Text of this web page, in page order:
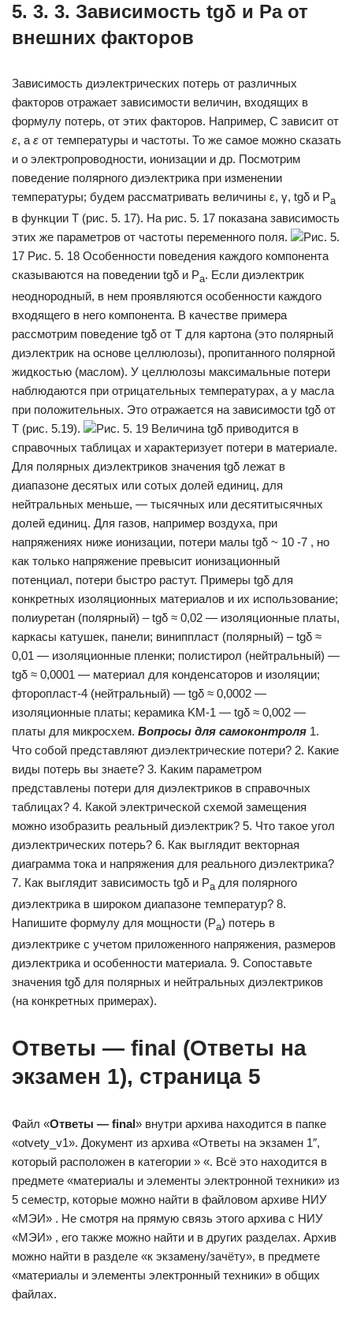
5. 3. 3. Зависимость tgδ и Ра от
внешних факторов
Зависимость диэлектрических потерь от различных
факторов отра­жает зависимости величин, входящих в
формулу потерь, от этих факторов. Например, С зависит от
ε, а ε от температуры и частоты. То же самое можно сказать
и о электропроводности, ионизации и др. Посмотрим
поведение полярного диэлектрика при изменении
температуры; будем рассматривать величины ε, γ, tgδ и Ра
в функции Т (рис. 5. 17). На рис. 5. 17 показана зависимость
этих же параметров от частоты переменного поля.
Рис. 5.
17 Рис. 5. 18 Особенности поведения каждого компонента
сказываются на поведении tgδ и Ра. Если диэлектрик
неоднородный, в нем проявляются особенности каждого
входящего в него компонента. В качестве примера
рассмотрим поведение tgδ от Т для картона (это полярный
диэлектрик на основе целлюлозы), пропитанного полярной
жидкостью (маслом). У целлюлозы максимальные потери
наблюдаются при отрицатель­ных температурах, а у масла
при положительных. Это отражается на зави­симости tgδ от
Т (рис. 5.19).
Рис. 5. 19 Величина tgδ приводится в
справочных таблицах и характеризует потери в материале.
Для полярных диэлектриков значения tgδ лежат в
диапазоне десятых или сотых долей единиц, для
нейтральных меньше, — тысячных или десятитысячных
долей единиц. Для газов, например воздуха, при
напряжениях ниже ионизации, потери малы tgδ ~ 10 -7 , но
как только напряжение превысит ионизационный
потенциал, потери быстро растут. Примеры tgδ для
конкретных изоляционных материалов и их использование;
полиуретан (полярный) – tgδ ≈ 0,02 — изоляционные платы,
каркасы катушек, панели; виниппласт (полярный) – tgδ ≈
0,01 — изоляционные пленки; полистирол (нейтральный) —
tgδ ≈ 0,0001 — материал для конденсаторов и изоляции;
фторопласт-4 (нейтральный) — tgδ ≈ 0,0002 —
изоляционные платы; керамика KM-1 — tgδ ≈ 0,002 —
платы для микросхем. Вопросы для самоконтроля 1.
Что собой представляют диэлектрические потери? 2. Какие
виды потерь вы знаете? 3. Каким параметром
представлены потери для диэлектриков в справочных
таблицах? 4. Какой электрической схемой замещения
можно изобразить ре­альный диэлектрик? 5. Чтo такое угол
диэлектрических потерь? 6. Как выглядит векторная
диаграмма тока и напряжения для ре­ального диэлектрика?
7. Как выглядит зависимость tgδ и Ра для полярного
диэлектрика в широком диапазоне температур? 8.
Напишите формулу для мощности (Pа) потерь в
диэлектрике с учетом приложенного напряжения, размеров
диэлектрика и особенности материала. 9. Сопоставьте
значения tgδ для полярных и нейтральных диэлектриков
(на конкретных примерах).
Ответы — final (Ответы на
экзамен 1), страница 5
Файл «Ответы — final» внутри архива находится в папке
«otvety_v1». Документ из архива «Ответы на экзамен 1″,
который расположен в категории » «. Всё это находится в
предмете «материалы и элементы электронной техники» из
5 семестр, которые можно найти в файловом архиве НИУ
«МЭИ» . Не смотря на прямую связь этого архива с НИУ
«МЭИ» , его также можно найти и в других разделах. Архив
можно найти в разделе «к экзамену/зачёту», в предмете
«материалы и элементы электронный техники» в общих
файлах.